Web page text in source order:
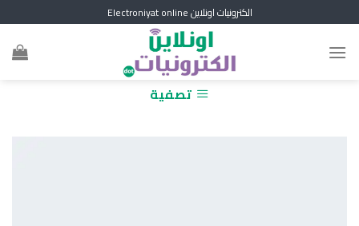
to
content
الكترونيات اونلاين Electroniyat online
تصفية